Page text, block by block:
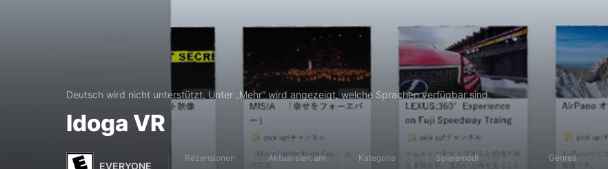
Deutsch wird nicht unterstützt. Unter „Mehr“ wird angezeigt, welche Sprachen verfügbar sind.
Idoga VR
EVERYONE
Rezensionen Aktualisiert am Kategorie Spielemodi Genres